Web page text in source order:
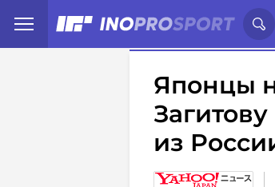
Иностранцы о
Японцы
из